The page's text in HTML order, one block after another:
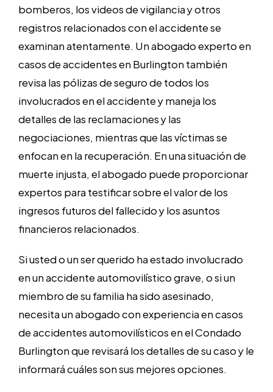
bomberos, los videos de vigilancia y otros
registros relacionados con el accidente se
examinan atentamente. Un abogado experto en
casos de accidentes en Burlington también
revisa las pólizas de seguro de todos los
involucrados en el accidente y maneja los
detalles de las reclamaciones y las
negociaciones, mientras que las víctimas se
enfocan en la recuperación. En una situación de
muerte injusta, el abogado puede proporcionar
expertos para testificar sobre el valor de los
ingresos futuros del fallecido y los asuntos
financieros relacionados.
Si usted o un ser querido ha estado involucrado
en un accidente automovilístico grave, o si un
miembro de su familia ha sido asesinado,
necesita un abogado con experiencia en casos
de accidentes automovilísticos en el Condado
Burlington que revisará los detalles de su caso y le
informará cuáles son sus mejores opciones.